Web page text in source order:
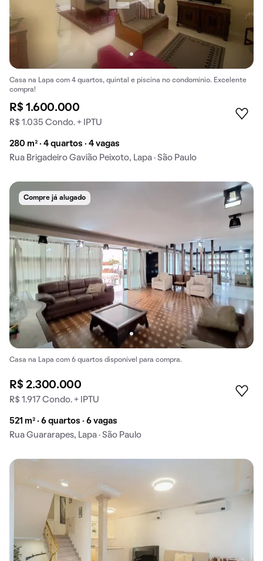
Casa na Lapa com 4 quartos, quintal e piscina no condomínio. Excelente
compra!
R$ 1.600.000
R$ 1.035 Condo. + IPTU
280 m² · 4 quartos · 4 vagas
Rua Brigadeiro Gavião Peixoto, Lapa · São Paulo
Compre já alugado
Casa na Lapa com 6 quartos disponível para compra.
R$ 2.300.000
R$ 1.917 Condo. + IPTU
521 m² · 6 quartos · 6 vagas
Rua Guararapes, Lapa · São Paulo